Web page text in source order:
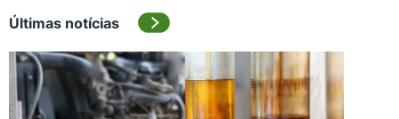
Últimas notícias